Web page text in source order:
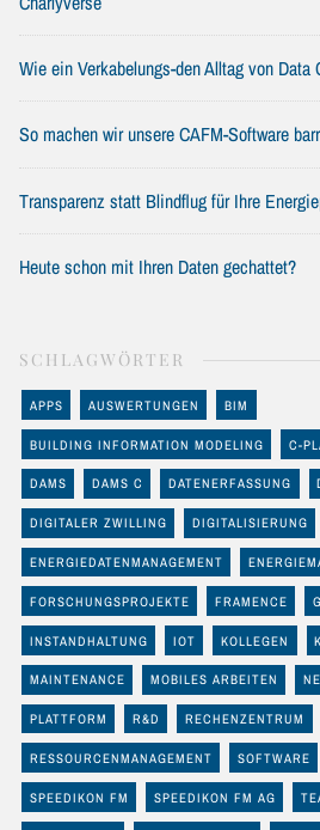
Wie ein Verkabelungs-den Alltag von Data
So machen wir unsere CAFM-Software
Transparenz statt Blindflug für Ihre
Heute schon mit Ihren Daten gechattet?
SCHLAGWÖRTER
APPS AUSWERTUNGEN BIM
BUILDING INFORMATION MODELING C-
DAMS DAMS C DATENERFASSUNG
DIGITALER ZWILLING DIGITALISIERUNG
ENERGIEDATENMANAGEMENT
FORSCHUNGSPROJEKTE FRAMENCE
INSTANDHALTUNG IOT KOLLEGEN
MAINTENANCE MOBILES ARBEITEN
PLATTFORM R&D RECHENZENTRUM
RESSOURCENMANAGEMENT SOFTWARE
SPEEDIKON FM SPEEDIKON FM AG